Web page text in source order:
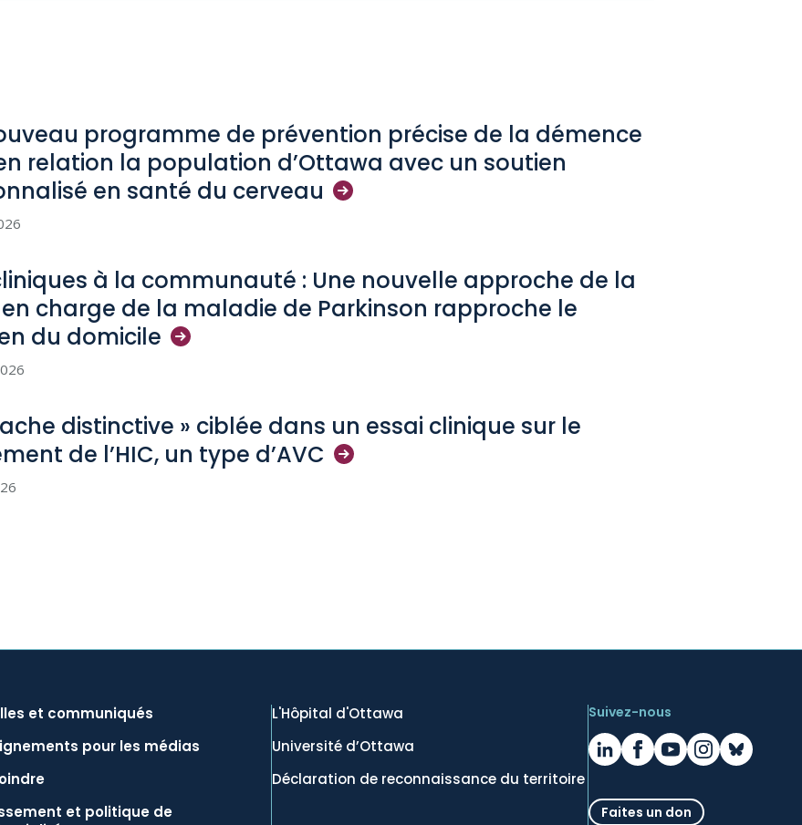
programme de prévention précise de la démence
relation la population d’Ottawa avec un soutien
en santé du cerveau
à la communauté : Une nouvelle approche de la
charge de la maladie de Parkinson rapproche le
du domicile
distinctive » ciblée dans un essai clinique sur le
de l’HIC, un type d’AVC
et communiqués
pour les médias
et politique de
L'Hôpital d'Ottawa
Université d’Ottawa
Déclaration de reconnaissance du territoire
Suivez-nous
Faites un don